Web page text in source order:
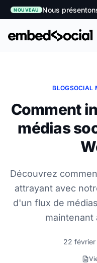
NOUVEAU Nous
BLOGSOCIAL
Comment
médias
Découvrez
attrayant avec
d'un flux de
maintenant
22